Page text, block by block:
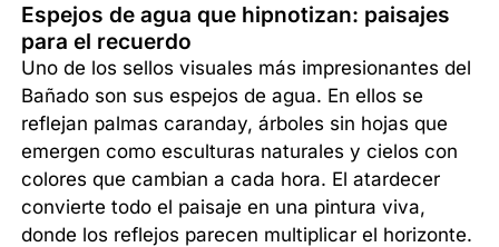
Espejos de agua que hipnotizan: paisajes
para el recuerdo
Uno de los sellos visuales más impresionantes del
Bañado son sus espejos de agua. En ellos se
reflejan palmas caranday, árboles sin hojas que
emergen como esculturas naturales y cielos con
colores que cambian a cada hora. El atardecer
convierte todo el paisaje en una pintura viva,
donde los reflejos parecen multiplicar el horizonte.